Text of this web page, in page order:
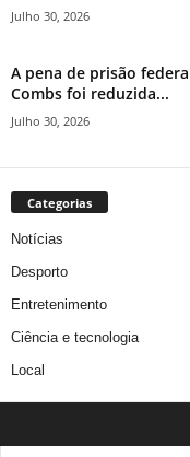
Julho 30, 2026
A pena de prisão
Combs foi reduzida...
Julho 30, 2026
Categorias
Notícias
Desporto
Entretenimento
Ciência e tecnologia
Local